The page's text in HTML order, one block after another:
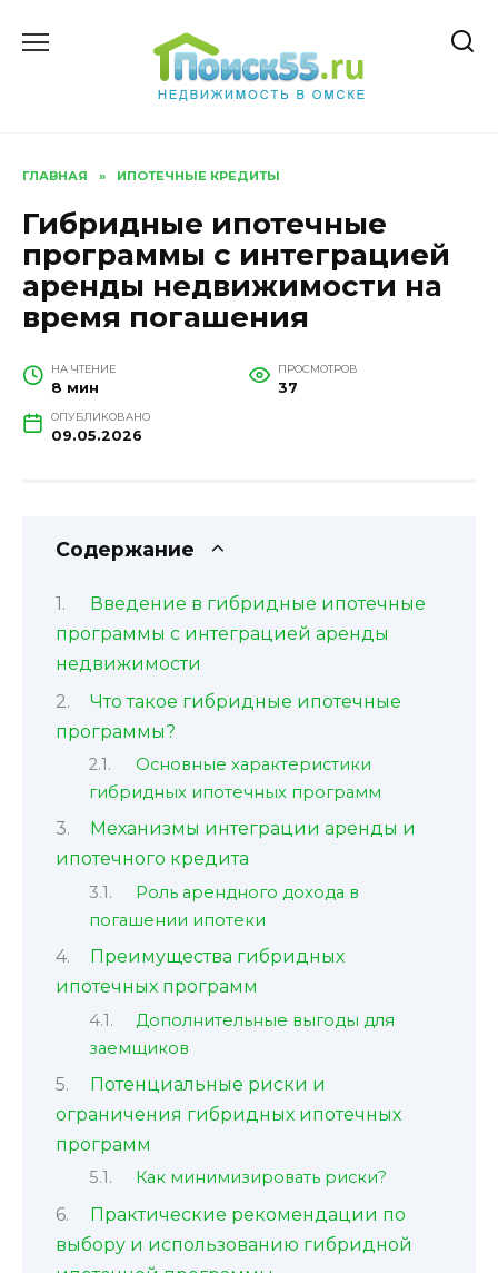
ГЛАВНАЯ » ИПОТЕЧНЫЕ КРЕДИТЫ
Гибридные ипотечные
программы с интеграцией
аренды недвижимости на
время погашения
НА ЧТЕНИЕ
8 мин
ПРОСМОТРОВ
37
ОПУБЛИКОВАНО
09.05.2026
Содержание
Введение в гибридные ипотечные
программы с интеграцией аренды
недвижимости
Что такое гибридные ипотечные
программы?
Основные характеристики
гибридных ипотечных программ
Механизмы интеграции аренды и
ипотечного кредита
Роль арендного дохода в
погашении ипотеки
Преимущества гибридных
ипотечных программ
Дополнительные выгоды для
заемщиков
Потенциальные риски и
ограничения гибридных ипотечных
программ
Как минимизировать риски?
Практические рекомендации по
выбору и использованию гибридной